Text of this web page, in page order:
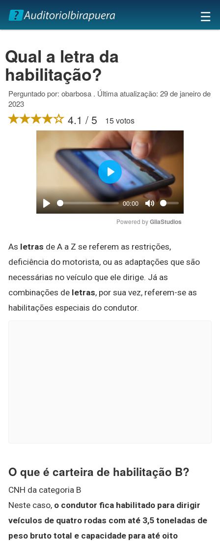
×
☰
Qual a letra da
habilitação?
Perguntado por: obarbosa . Última atualização: 29 de janeiro de
2023
4.1 / 5 15 votos
Play
00:00
Mute
Play
Powered by GliaStudios
As letras de A a Z se referem as restrições,
deficiência do motorista, ou as adaptações que são
necessárias no veículo que ele dirige. Já as
combinações de letras, por sua vez, referem-se as
habilitações especiais do condutor.
O que é carteira de habilitação B?
CNH da categoria B
Neste caso, o condutor fica habilitado para dirigir
veículos de quatro rodas com até 3,5 toneladas de
peso bruto total e capacidade para até oito